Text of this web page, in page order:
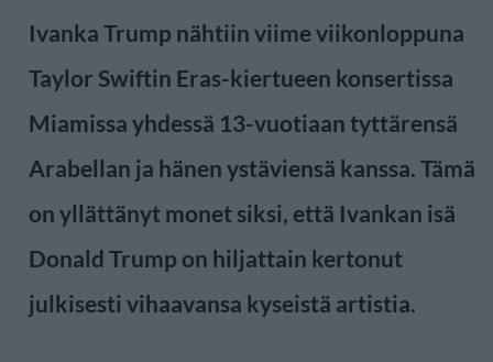
Ivanka Trump nähtiin viime viikonloppuna
Taylor Swiftin Eras-kiertueen konsertissa
Miamissa yhdessä 13-vuotiaan tyttärensä
Arabellan ja hänen ystäviensä kanssa. Tämä
on yllättänyt monet siksi, että Ivankan isä
Donald Trump on hiljattain kertonut
julkisesti vihaavansa kyseistä artistia.